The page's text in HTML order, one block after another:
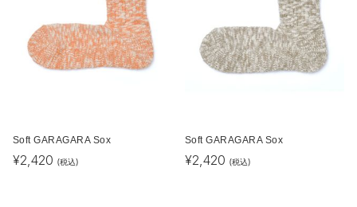
Soft GARAGARA Sox
¥2,420 (税込)
Soft GARAGARA Sox
¥2,420 (税込)